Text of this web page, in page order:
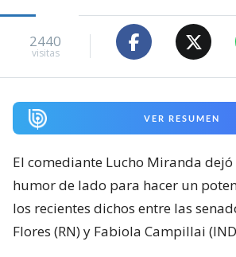
2440
visitas
VER RESUMEN
El comediante Lucho Miranda
humor de lado para hacer un
los recientes dichos entre las
Flores (RN) y Fabiola Campillai